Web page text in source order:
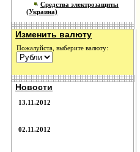
Средства электрозащиты
(Украина)
Изменить валюту
Пожалуйста, выберите валюту:
Новости
13.11.2012
02.11.2012